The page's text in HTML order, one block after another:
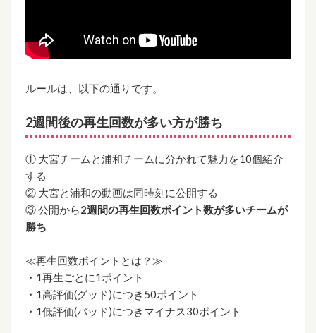
ルールは、以下の通りです。
2週間後の再生回数が多い方が勝ち
① 大宮チームと浦和チームに分かれて魅力を10個紹介
する
② 大宮と浦和の動画は同時刻に公開する
③ 公開から2週間の再生回数ポイント数が多いチームが
勝ち
≪再生回数ポイントとは？≫
・1再生ごとに1ポイント
・1高評価(グッド)につき50ポイント
・1低評価(バッド)につきマイナス30ポイント